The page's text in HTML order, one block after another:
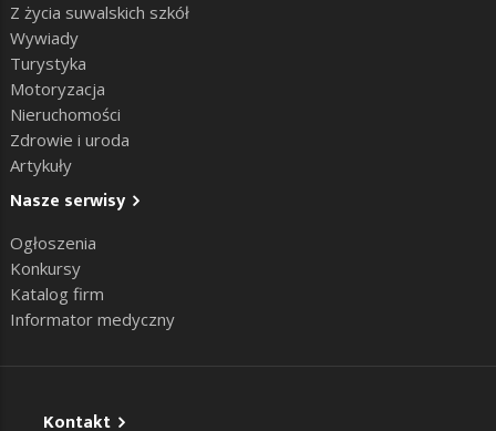
Z życia suwalskich szkół
Wywiady
Turystyka
Motoryzacja
Nieruchomości
Zdrowie i uroda
Artykuły
Nasze serwisy
Ogłoszenia
Konkursy
Katalog firm
Informator medyczny
Kontakt